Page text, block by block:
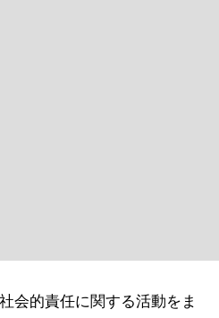
会的責任に関する活動をま